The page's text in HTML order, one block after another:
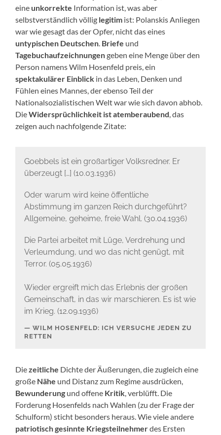
eine unkorrekte Information ist, was aber
selbstverständlich völlig legitim ist: Polanskis Anliegen
war wie gesagt das der Opfer, nicht das eines
untypischen Deutschen. Briefe und
Tagebuchaufzeichnungengeben eine Menge über den
Person namens Wilm Hosenfeld preis, ein
spektakulärer Einblick in das Leben, Denken und
Fühlen eines Mannes, der ebenso Teil der
Nationalsozialistischen Welt war wie sich davon abhob.
DieWidersprüchlichkeit ist atemberaubend, das
zeigen auch nachfolgende Zitate:
Goebbels ist ein großartiger Volksredner. Er
überzeugt […] (10.03.1936)
Oder warum wird keine öffentliche
Abstimmung im ganzen Reich durchgeführt?
Allgemeine, geheime, freie Wahl. (30.04.1936)
Die Partei arbeitet mit Lüge, Verdrehung und
Verleumdung, und wo das nicht genügt, mit
Terror. (05.05.1936)
Wieder ergreift mich das Erlebnis der großen
Gemeinschaft, in das wir marschieren. Es ist wie
im Krieg. (12.09.1936)
WILM HOSENFELD: ICH VERSUCHE JEDEN ZU
RETTEN
Diezeitliche Dichte der Äußerungen, die zugleich eine
große Nähe und Distanz zum Regime ausdrücken,
Bewunderung und offene Kritik, verblüfft. Die
Forderung Hosenfelds nach Wahlen (zu der Frage der
Schulform) sticht besonders heraus. Wie viele andere
patriotisch gesinnte Kriegsteilnehmerdes Ersten